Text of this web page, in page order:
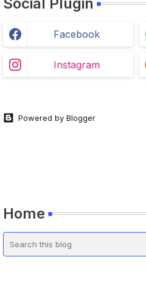
Social Plugin
Facebook
Instagram
Powered by Blogger
Home